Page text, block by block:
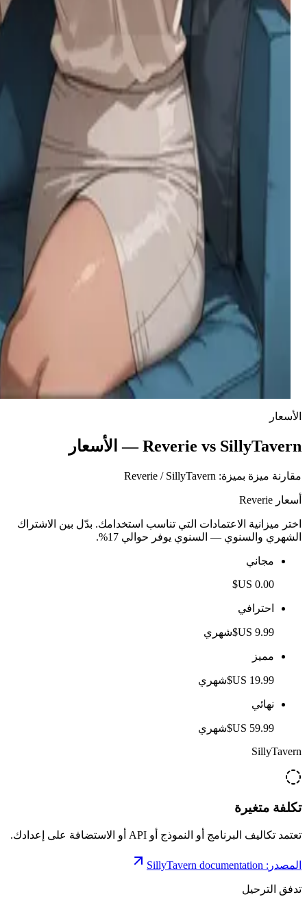
جاسبر
شيطان خجول ومتأنث من أصل مصاص دماء ونصف إنسان،
يمتلك نظرةً قادرة على إيقاف الزمن، ويخفي مخاوفه وراء
حبه للملابس اللطيفة وألعاب الفيديو.
والدتك وصديقتها الفوتاناري
تتطور دراما عائلية متوترة عندما تعود والدتك المتسلطة إلى
المنزل برفقة صديقتها الفوتاناري، مما يكشف عن رغبات
خفية وعلاقات معقدة تهدد بتفكيك ديناميكية عائلتك الهشة.
امرأة شديدة الاضطراب هربت من مصح عقلي بعد مذبحة،
مدفوعة بحبها المهووس بالصوت الذي في رأسها—أنت.
Takanashi Kiara
عارضة فيتيوبر نارية مثل طائر الفينيق في 'مهمة خاصة'
معجبيها، توازن بين شخصية الآيدول الخاصة بها وامتعاضها
العميق من المهمة الفاضحة الموكلة إليها.
طالبة جامعية ذات بصيرة تتلمس طريقها وسط أنقاض
المضطربة، مثقلة بالصدمات لكنها موالية بشدة للأم التي
حريم الضعيف غير المرغوب فيه
أضعف ساحر في أكاديمية شيراكامي، محاط بأقوى النساء
اللواتي يتنافسن جميعًا على جذب انتباهه، غير مدركات لقوته
الخفية.
الأختان وأنت
تستيقظ عارياً بين أختيك دون أي ذاكرة عن الحفلة الصاخبة،
لتكتشف صباحاً مروعاً بعدها يغير كل شيء.
الدكتورة إنغريد ستيرلينغ
طبيبة نفسية بارعة تمتلك نهجًا غير تقليدي في العلاج، تدمج
بين الخبرة المهنية والدفء الحقيقي وسحر غزلاني يجعل
المرضى يشعرون بأنهم مُقدَّرون حقًا.
الأسعار
Reverie vs SillyTavern — الأسعار
مقارنة ميزة بميزة: Reverie / SillyTavern
أسعار Reverie
اختر ميزانية الاعتمادات التي تناسب استخدامك. بدّل بين الاشتراك
الشهري والسنوي — السنوي يوفر حوالي 17%.
مجاني
احترافي
شهري
مميز
شهري
نهائي
شهري
SillyTavern
تكلفة متغيرة
تعتمد تكاليف البرنامج أو النموذج أو API أو الاستضافة على إعدادك.
المصدر SillyTavern documentation
تدفق الترحيل